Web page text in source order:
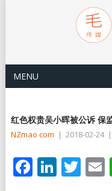
MENU
红色权贵吴小晖被公诉 保
NZmao com | 2018-02-24 |